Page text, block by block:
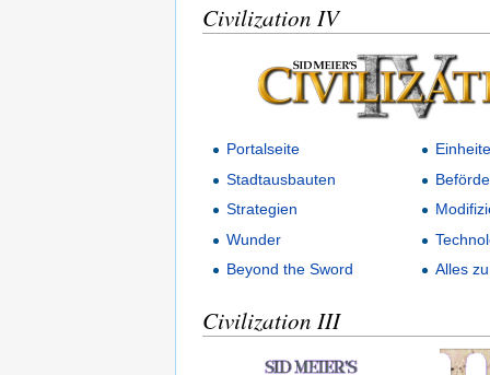
Civilization IV
Portalseite
Stadtausbauten
Strategien
Wunder
Beyond the Sword
Alles
Civilization III